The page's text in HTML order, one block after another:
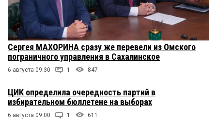
Сергея МАХОРИНА сразу же перевели из Омского
пограничного управления в Сахалинское
6 августа 09:30 1 847
ЦИК определила очередность партий в
избирательном бюллетене на выборах
6 августа 09:00 1 611